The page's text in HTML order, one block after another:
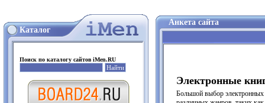
Каталог
Поиск по каталогу сайтов iMen.RU
Анкета сайта
Электронные
Большой выбор электронных